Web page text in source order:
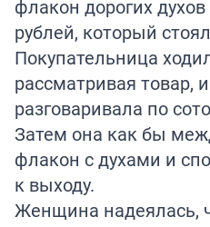
флакон дорогих
рублей, который
Покупательница
рассматривая товар,
разговаривала по
Затем она как бы
флакон с духами и
к выходу.
Женщина надеялась,